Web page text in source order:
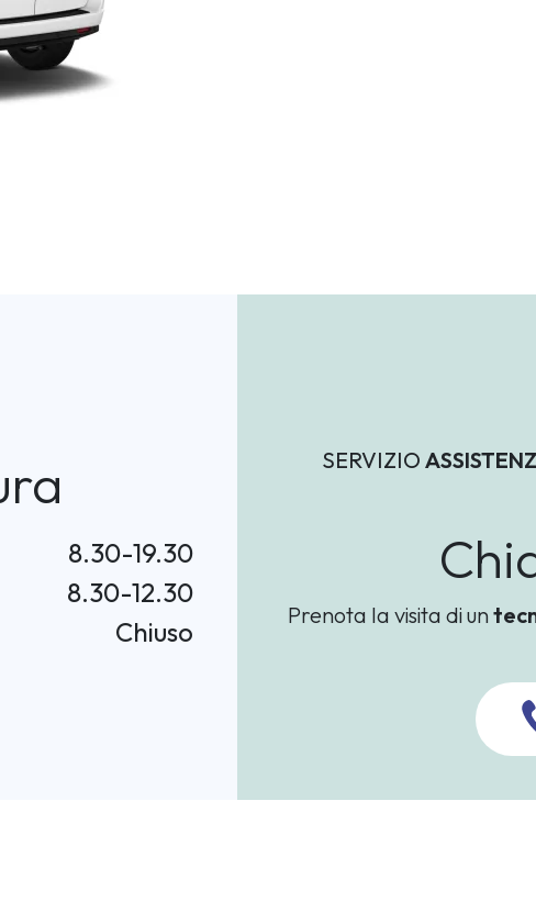
8.30-19.30
8.30-12.30
Chiuso
SERVIZIO
Prenota la visita di un